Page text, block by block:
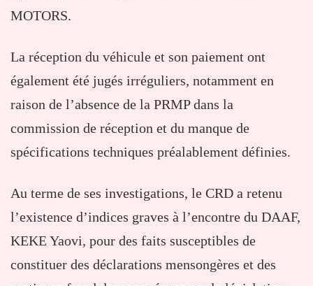
MOTORS.
La réception du véhicule et son paiement ont
également été jugés irréguliers, notamment en
raison de l’absence de la PRMP dans la
commission de réception et du manque de
spécifications techniques préalablement définies.
Au terme de ses investigations, le CRD a retenu
l’existence d’indices graves à l’encontre du DAAF,
KEKE Yaovi, pour des faits susceptibles de
constituer des déclarations mensongères et des